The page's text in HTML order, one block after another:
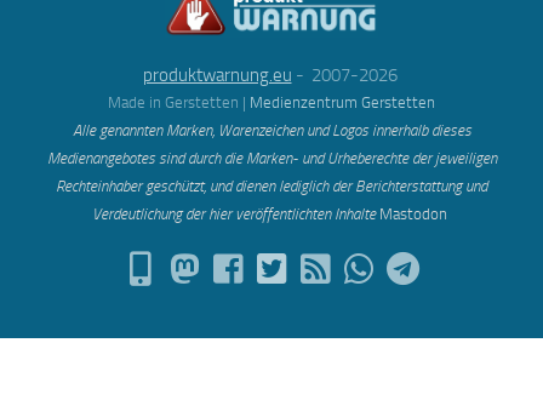
produktwarnung.eu - 2007-2026
Made in Gerstetten | Medienzentrum Gerstetten
Alle genannten Marken, Warenzeichen und Logos innerhalb dieses
Medienangebotes sind durch die Marken- und Urheberechte der jeweiligen
Rechteinhaber geschützt, und dienen lediglich der Berichterstattung und
Verdeutlichung der hier veröffentlichten Inhalte Mastodon